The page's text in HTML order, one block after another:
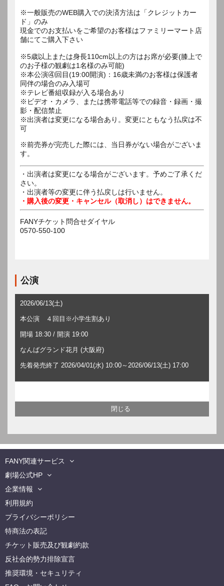
※一般販売のWEB購入での決済方法は「クレジットカー
ド」のみ
現金でのお支払いをご希望のお客様はファミリーマート店
舗にてご購入下さい
※5歳以上または身長110cm以上の方はお席が必要(膝上で
のお子様の観劇は1名様のみ可能)
※本公演④回目(19:00開演)：16歳未満のお客様は保護者
同伴の場合のみ入場可
※テレビ番組収録が入る場合あり
※ビデオ・カメラ、または携帯電話等での録音・録画・撮
影・配信禁止
※出演者は変更になる場合あり。変更にともなう払戻は不
可
※前売券が完売した際には、当日券がない場合がございま
す。
・出演者は変更になる場合がございます。予めご了承くだ
さい。
・出演者等の変更に伴う払戻しは行いません。
・購入後の変更・キャンセル（取消し）はできません。
FANYチケット問合せダイヤル
0570-550-100
公演
2026/06/13(土)
本公演 ４回目※小学生割あり
開場 18:30 / 開演 19:00
なんばグランド花月 (大阪府)
先着発売終了 2026/04/01(水) 10:00～2026/06/13(土) 17:00
FANY関連サービス
劇場公式HP
企業情報
利用規約
プライバシーポリシー
特商法の表記
チケット販売及び観劇約款
反社会的勢力排除宣言
推奨環境・セキュリティ